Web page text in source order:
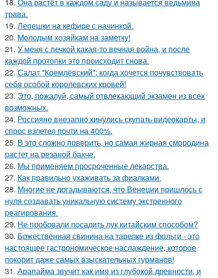
18. Она растёт в каждом саду и называется ведьмина
трава.
19. Лепешки на кефире с начинкой.
20. Moлодым хозяйкам на заметку!
21. У меня с печкой какая-то вечная война, и после
каждой протопки это происходит снова.
22. Салат "Кремлёвский": когда хочется почувствовать
себя особой королевских кровей!
23. Это, пожалуй, самый отвлекающий экзамен из всех
возможных.
24. Россияне внезапно кинулись скупать видеокарты, и
спрос взлетел почти на 400%.
25. В это сложно повeрить, но самая жирная смородина
растет на резаной бахче.
26. Мы применяем просроченные лекарства.
27. Как правильно ухаживать за фиалками.
28. Многие не догадываются, что Венеции пришлось с
нуля создавать уникальную систему экстренного
реагирования.
29. Не пробовали посадить лук китайским способом?
30. Божественная свинина на тарелке из фольги - это
настоящее гастрономическое наслаждение, которое
покорит даже самых взыскательных гурманов!
31. Арапайма звучит как имя из глубокой древности, и